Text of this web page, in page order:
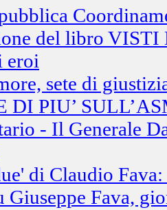
del libro
eroi
sete di
DI PIU’
- Il Generale
di Claudio
Fava,